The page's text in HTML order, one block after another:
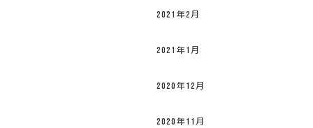
2021年2月
2021年1月
2020年12月
2020年11月